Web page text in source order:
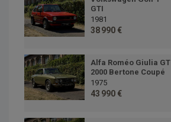
GTI
1981
38 990 €
Alfa Roméo Giulia GT
2000 Bertone Coupé
1975
43 990 €